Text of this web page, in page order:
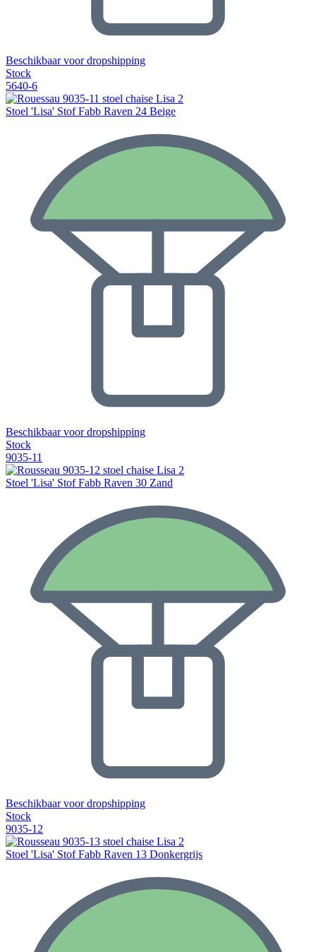
Beschikbaar voor dropshipping
Stock
5640-6
Stoel 'Lisa' Stof Fabb Raven 24 Beige
Beschikbaar voor dropshipping
Stock
9035-11
Stoel 'Lisa' Stof Fabb Raven 30 Zand
Beschikbaar voor dropshipping
Stock
9035-12
Stoel 'Lisa' Stof Fabb Raven 13 Donkergrijs